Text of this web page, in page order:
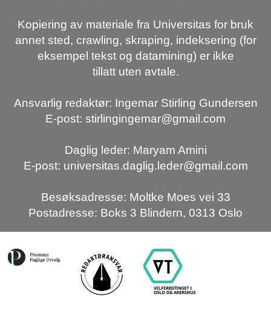
Kopiering av materiale fra Universitas for bruk
annet sted, crawling, skraping, indeksering (for
eksempel tekst og datamining) er ikke
tillatt uten avtale.
Ansvarlig redaktør: Ingemar Stirling Gundersen
E-post: stirlingingemar@gmail.com
Daglig leder: Maryam Amini
E-post: universitas.daglig.leder@gmail.com
Besøksadresse: Moltke Moes vei 33
Postadresse: Boks 3 Blindern, 0313 Oslo